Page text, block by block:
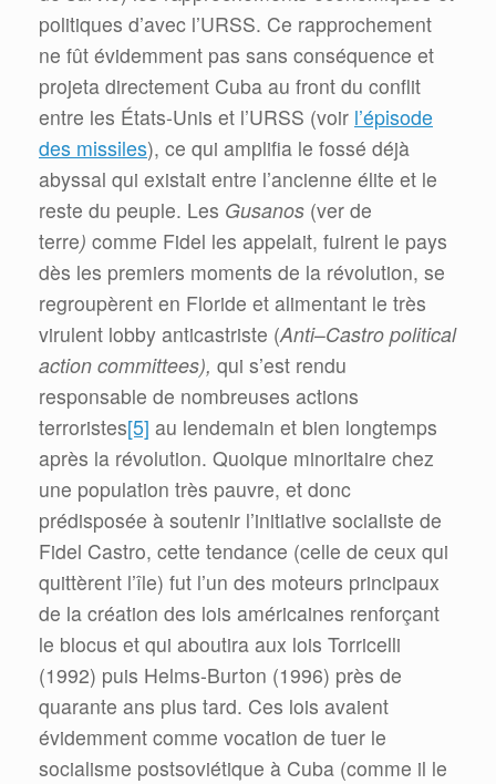
politiques d’avec l’URSS. Ce rapprochement
ne fût évidemment pas sans conséquence et
projeta directement Cuba au front du conflit
entre les États-Unis et l’URSS (voir l’épisode
des missiles), ce qui amplifia le fossé déjà
abyssal qui existait entre l’ancienne élite et le
reste du peuple. Les Gusanos (ver de
terre) comme Fidel les appelait, fuirent le pays
dès les premiers moments de la révolution, se
regroupèrent en Floride et alimentant le très
virulent lobby anticastriste (Anti–Castro political
action committees), qui s’est rendu
responsable de nombreuses actions
terroristes[5] au lendemain et bien longtemps
après la révolution. Quoique minoritaire chez
une population très pauvre, et donc
prédisposée à soutenir l’initiative socialiste de
Fidel Castro, cette tendance (celle de ceux qui
quittèrent l’île) fut l’un des moteurs principaux
de la création des lois américaines renforçant
le blocus et qui aboutira aux lois Torricelli
(1992) puis Helms-Burton (1996) près de
quarante ans plus tard. Ces lois avaient
évidemment comme vocation de tuer le
socialisme postsoviétique à Cuba (comme il le